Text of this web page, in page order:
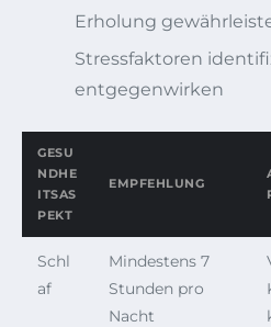
Erholung
Stressfaktoren
entgegenwirken
GESU
NDHE
ITSAS
PEKT
EMPFEHLUNG
Schl
af
Mindestens 7
Stunden pro
Nacht